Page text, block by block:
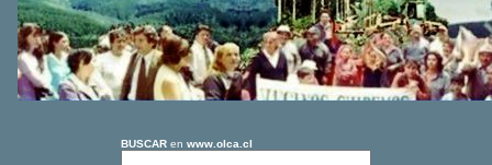
BUSCAR en www.olca.cl